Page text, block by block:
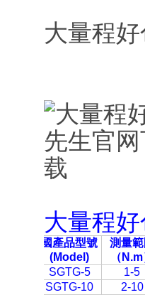
大量程
大量程
國產品型號
(Model)
測量
（N.m
SGTG-5
1-5
SGTG-10
2-10